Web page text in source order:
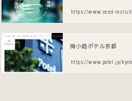
https://www.seed-
梅小路ポテル京都
https://www.potel.jp/